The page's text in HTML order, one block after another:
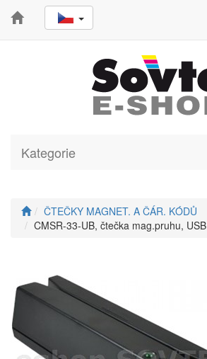
Kategorie
ČTEČKY MAGNET. A ČÁR. KÓDŮ
CMSR-33-UB, čtečka mag.pruhu, USB